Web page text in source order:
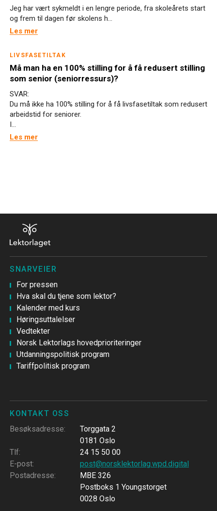
Jeg har vært sykmeldt i en lengre periode, fra skoleårets start
og frem til dagen før skolens h...
Les mer
LIVSFASETILTAK
Må man ha en 100% stilling for å få redusert stilling
som senior (seniorressurs)?
SVAR:
Du må ikke ha 100% stilling for å få livsfasetiltak som redusert
arbeidstid for seniorer.
I...
Les mer
SNARVEIER
For pressen
Hva skal du tjene som lektor?
Kalender med kurs
Høringsuttalelser
Vedtekter
Norsk Lektorlags hovedprioriteringer
Utdanningspolitisk program
Tariffpolitisk program
KONTAKT OSS
Besøksadresse:
Torggata 2
0181 Oslo
Tlf:
24 15 50 00
E-post:
post@norsklektorlag.wpd.digital
Postadresse:
MBE 326
Postboks 1 Youngstorget
0028 Oslo